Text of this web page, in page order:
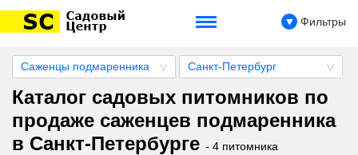
Фильтры
Саженцы подмаренника Санкт-Петербург
Каталог садовых питомников по
продаже саженцев подмаренника
в Санкт-Петербурге - 4 питомника